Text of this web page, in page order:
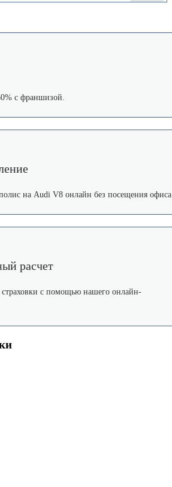
с франшизой.
на Audi V8 онлайн без посещения
расчет
с помощью нашего онлайн-